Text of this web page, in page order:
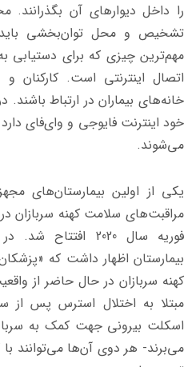
را داخل دیوارهای آن
تشخیص و محل توان‌بخشی باید
مهم‌ترین چیزی که برای
اتصال اینترنتی است. کارکنان و
خانه‌های بیماران در ارتباط
خود اینترنت فایوجی و وای‌فای دارد
می‌شوند.
یکی از اولین بیمارستان‌های
مراقبت‌های سلامت کهنه سربازان در
فوریه سال 2020
بیمارستان اظهار داشت که
کهنه سربازان در حال حاضر از
مبتلا به اختلال استرس پس از
اسکلت بیرونی جهت کمک به
می‌برند- هر دوی آن‌ها می‌توانند